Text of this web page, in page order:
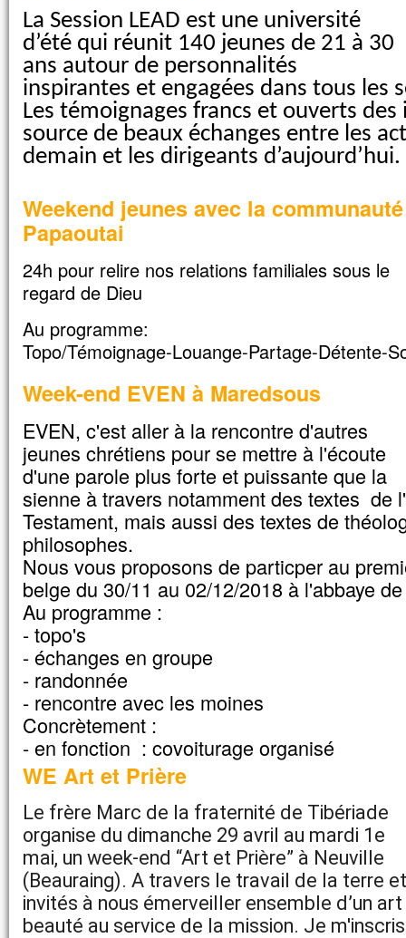
Souvent il tombe dans le feu
et, souvent aussi, dans l’eau.
Je l’ai amené à tes disciples,
mais ils n’ont pas pu le guérir. »
Prenant la parole, Jésus dit :
« Génération incroyante et dévoyée,
combien de temps devrai-je rester avec
Combien de temps devrai-je vous
Amenez-le-moi. »
À l’heure même, l’enfant fut guéri.
« Pour quelle raison est-ce que nous,
si vous avez de la foi
vous direz à cette montagne :
et elle se transportera ;
rien ne vous sera impossible. »
– Acclamons la Parole de Dieu.
La Session LEAD est une université
d’été qui réunit 140 jeunes de 21 à 30
ans autour de personnalités
inspirantes et engagées dans tous les
Les témoignages francs et ouverts
source de beaux échanges entre les
demain et les dirigeants d’aujourd’hui.
Weekend jeunes avec la
Papaoutai
24h pour relire nos relations familiales sous le
regard de Dieu
Au programme:
Topo/Témoignage-Louange-Partage-Détente-
Week-end EVEN à Maredsous
EVEN, c'est aller à la rencontre d'autres
jeunes chrétiens pour se mettre à l'écoute
d'une parole plus forte et puissante que la
sienne à travers notamment des textes de
Testament, mais aussi des textes de
philosophes.
Nous vous proposons de particper au
belge du 30/11 au 02/12/2018 à l'abbaye
Au programme :
- topo's
- échanges en groupe
- randonnée
- rencontre avec les moines
Concrètement :
- en fonction : covoiturage organisé
WE Art et Prière
Le frère Marc de la fraternité de Tibériade
organise du dimanche 29 avril au mardi 1e
mai, un week-end “Art et Prière” à Neuville
(Beauraing). A travers le travail de la terre
invités à nous émerveiller ensemble d’un art
beauté au service de la mission. Je